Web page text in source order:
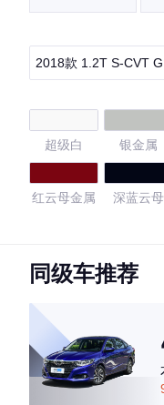
2018款 1.2T S-CVT
超级白 银金属
红云母金属 深蓝云母
色
4.74
·外观表现较为优秀，
同级车推荐